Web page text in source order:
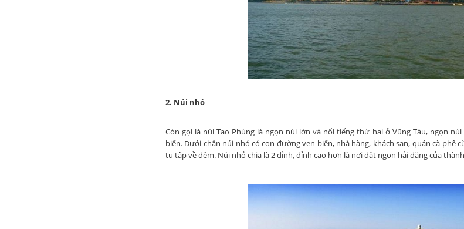
2. Núi nhỏ
Còn gọi là núi Tao Phùng là ngọn núi lớn và nổi tiếng thứ hai ở Vũng Tàu, ngọn
biển. Dưới chân núi nhỏ có con đường ven biển, nhà hàng, khách sạn, quán cà phê
tụ tập về đêm. Núi nhỏ chia là 2 đỉnh, đỉnh cao hơn là nơi đặt ngọn hải đăng của